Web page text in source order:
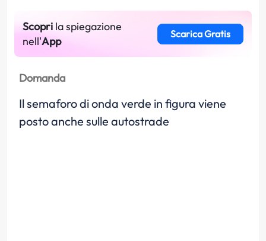
Scopri la spiegazione
nell'App
Scarica Gratis
Domanda
Il semaforo di onda verde in figura viene
posto anche sulle autostrade